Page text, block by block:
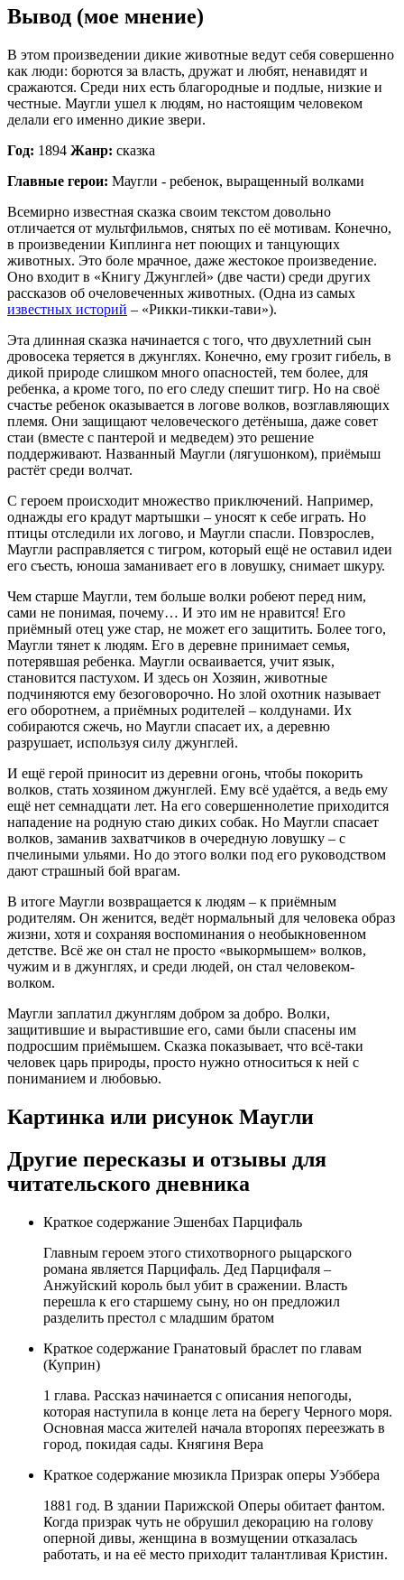
Вывод (мое мнение)
В этом произведении дикие животные ведут себя совершенно
как люди: борются за власть, дружат и любят, ненавидят и
сражаются. Среди них есть благородные и подлые, низкие и
честные. Маугли ушел к людям, но настоящим человеком
делали его именно дикие звери.
Год: 1894 Жанр: сказка
Главные герои: Маугли - ребенок, выращенный волками
Всемирно известная сказка своим текстом довольно
отличается от мультфильмов, снятых по её мотивам. Конечно,
в произведении Киплинга нет поющих и танцующих
животных. Это боле мрачное, даже жестокое произведение.
Оно входит в «Книгу Джунглей» (две части) среди других
рассказов об очеловеченных животных. (Одна из самых
известных историй – «Рикки-тикки-тави»).
Эта длинная сказка начинается с того, что двухлетний сын
дровосека теряется в джунглях. Конечно, ему грозит гибель, в
дикой природе слишком много опасностей, тем более, для
ребенка, а кроме того, по его следу спешит тигр. Но на своё
счастье ребенок оказывается в логове волков, возглавляющих
племя. Они защищают человеческого детёныша, даже совет
стаи (вместе с пантерой и медведем) это решение
поддерживают. Названный Маугли (лягушонком), приёмыш
растёт среди волчат.
С героем происходит множество приключений. Например,
однажды его крадут мартышки – уносят к себе играть. Но
птицы отследили их логово, и Маугли спасли. Повзрослев,
Маугли расправляется с тигром, который ещё не оставил идеи
его съесть, юноша заманивает его в ловушку, снимает шкуру.
Чем старше Маугли, тем больше волки робеют перед ним,
сами не понимая, почему… И это им не нравится! Его
приёмный отец уже стар, не может его защитить. Более того,
Маугли тянет к людям. Его в деревне принимает семья,
потерявшая ребенка. Маугли осваивается, учит язык,
становится пастухом. И здесь он Хозяин, животные
подчиняются ему безоговорочно. Но злой охотник называет
его оборотнем, а приёмных родителей – колдунами. Их
собираются сжечь, но Маугли спасает их, а деревню
разрушает, используя силу джунглей.
И ещё герой приносит из деревни огонь, чтобы покорить
волков, стать хозяином джунглей. Ему всё удаётся, а ведь ему
ещё нет семнадцати лет. На его совершеннолетие приходится
нападение на родную стаю диких собак. Но Маугли спасает
волков, заманив захватчиков в очередную ловушку – с
пчелиными ульями. Но до этого волки под его руководством
дают страшный бой врагам.
В итоге Маугли возвращается к людям – к приёмным
родителям. Он женится, ведёт нормальный для человека образ
жизни, хотя и сохраняя воспоминания о необыкновенном
детстве. Всё же он стал не просто «выкормышем» волков,
чужим и в джунглях, и среди людей, он стал человеком-
волком.
Маугли заплатил джунглям добром за добро. Волки,
защитившие и вырастившие его, сами были спасены им
подросшим приёмышем. Сказка показывает, что всё-таки
человек царь природы, просто нужно относиться к ней с
пониманием и любовью.
Картинка или рисунок Маугли
Другие пересказы и отзывы для
читательского дневника
Краткое содержание Эшенбах Парцифаль
Главным героем этого стихотворного рыцарского
романа является Парцифаль. Дед Парцифаля –
Анжуйский король был убит в сражении. Власть
перешла к его старшему сыну, но он предложил
разделить престол с младшим братом
Краткое содержание Гранатовый браслет по главам
(Куприн)
1 глава. Рассказ начинается с описания непогоды,
которая наступила в конце лета на берегу Черного моря.
Основная масса жителей начала второпях переезжать в
город, покидая сады. Княгиня Вера
Краткое содержание мюзикла Призрак оперы Уэббера
1881 год. В здании Парижской Оперы обитает фантом.
Когда призрак чуть не обрушил декорацию на голову
оперной дивы, женщина в возмущении отказалась
работать, и на её место приходит талантливая Кристин.